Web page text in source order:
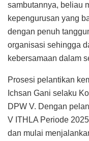
sambutannya, beliau
kepengurusan yang
dengan penuh
organisasi sehingga
kebersamaan dalam
Prosesi pelantikan
Ichsan Gani selaku
DPW V. Dengan
V ITHLA Periode
dan mulai